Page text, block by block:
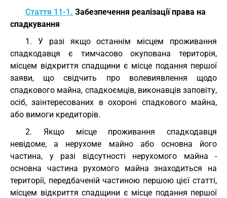
Стаття 11-1. Забезпечення реалізації права на
спадкування
1. У разі якщо останнім місцем проживання
спадкодавця є тимчасово окупована територія,
місцем відкриття спадщини є місце подання першої
заяви, що свідчить про волевиявлення щодо
спадкового майна, спадкоємців, виконавців заповіту,
осіб, заінтересованих в охороні спадкового майна,
або вимоги кредиторів.
2. Якщо місце проживання спадкодавця
невідоме, а нерухоме майно або основна його
частина, у разі відсутності нерухомого майна -
основна частина рухомого майна знаходиться на
території, передбаченій частиною першою цієї статті,
місцем відкриття спадщини є місце подання першої